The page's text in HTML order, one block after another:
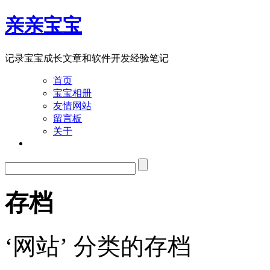
亲亲宝宝
记录宝宝成长文章和软件开发经验笔记
首页
宝宝相册
友情网站
留言板
关于
存档
‘网站’ 分类的存档